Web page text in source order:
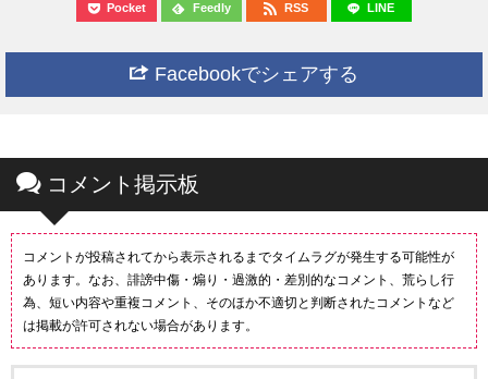
Pocket Feedly RSS LINE
Facebookでシェアする
コメント掲示板
コメントが投稿されてから表示されるまでタイムラグが発生する可能性が
あります。なお、誹謗中傷・煽り・過激的・差別的なコメント、荒らし行
為、短い内容や重複コメント、そのほか不適切と判断されたコメントなど
は掲載が許可されない場合があります。